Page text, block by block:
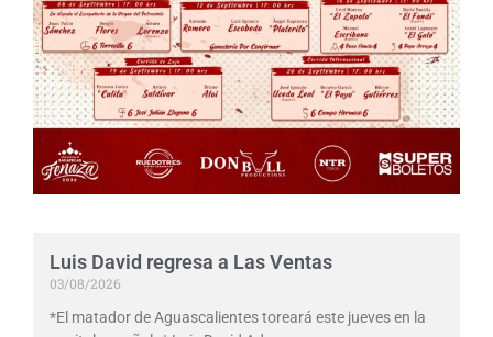
Luis David regresa a Las Ventas
03/08/2026
*El matador de Aguascalientes toreará este jueves en la